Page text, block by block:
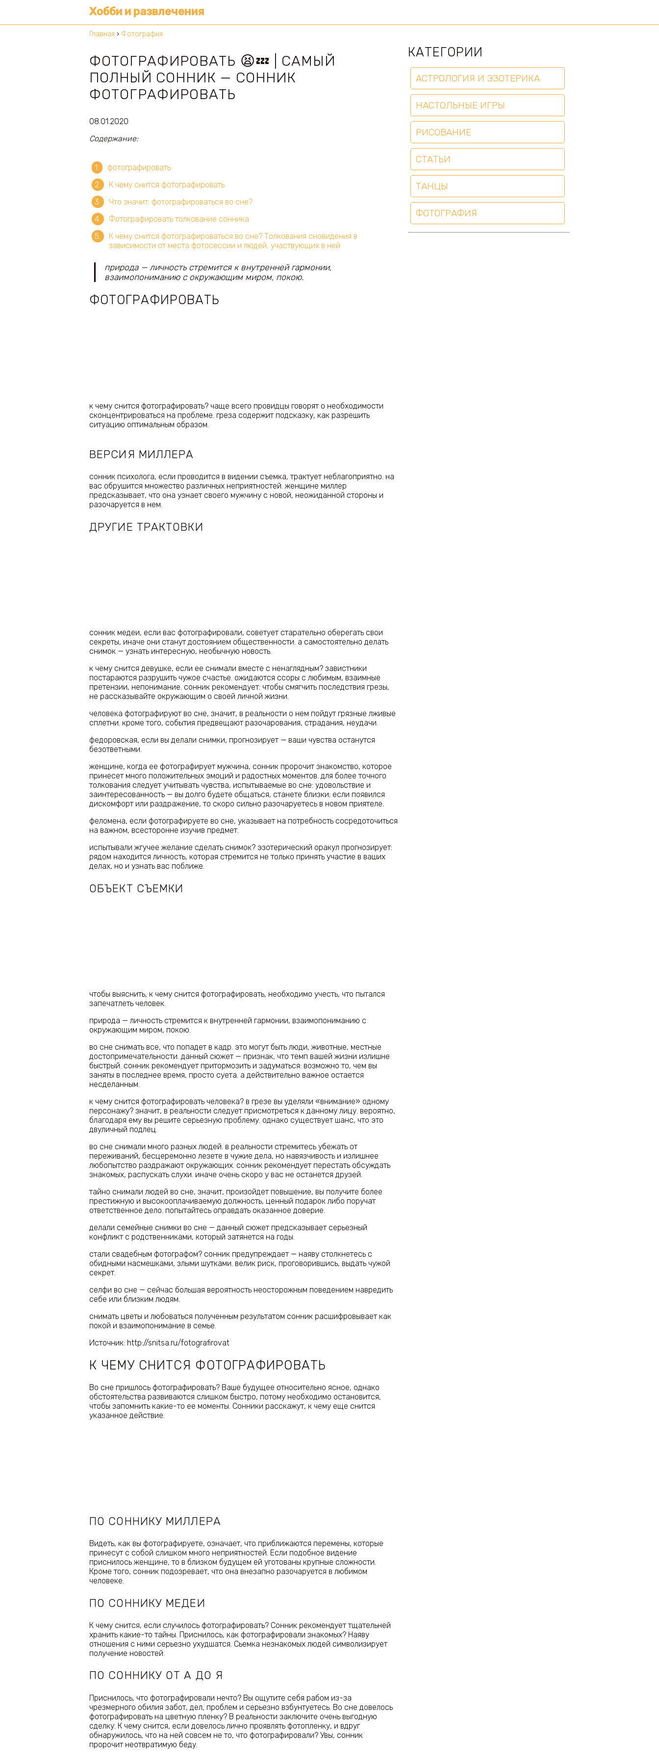
Хобби и развлечения
Главная › Фотография
ФОТОГРАФИРОВАТЬ 😫💤 | САМЫЙ
ПОЛНЫЙ СОННИК — СОННИК
ФОТОГРАФИРОВАТЬ
08.01.2020
Содержание:
фотографировать
К чему снится фотографировать
Что значит: фотографироваться во сне?
Фотографировать толкование сонника
К чему снится фотографироваться во сне? Толкования сновидения в
зависимости от места фотосессии и людей, участвующих в ней
природа — личность стремится к внутренней гармонии,
взаимопониманию с окружающим миром, покою.
ФОТОГРАФИРОВАТЬ
к чему снится фотографировать? чаще всего провидцы говорят о необходимости
сконцентрироваться на проблеме. греза содержит подсказку, как разрешить
ситуацию оптимальным образом.
ВЕРСИЯ МИЛЛЕРА
сонник психолога, если проводится в видении съемка, трактует неблагоприятно. на
вас обрушится множество различных неприятностей. женщине миллер
предсказывает, что она узнает своего мужчину с новой, неожиданной стороны и
разочаруется в нем.
ДРУГИЕ ТРАКТОВКИ
сонник медеи, если вас фотографировали, советует старательно оберегать свои
секреты, иначе они станут достоянием общественности. а самостоятельно делать
снимок — узнать интересную, необычную новость.
к чему снится девушке, если ее снимали вместе с ненаглядным? завистники
постараются разрушить чужое счастье. ожидаются ссоры с любимым, взаимные
претензии, непонимание. сонник рекомендует: чтобы смягчить последствия грезы,
не рассказывайте окружающим о своей личной жизни.
человека фотографируют во сне, значит, в реальности о нем пойдут грязные лживые
сплетни. кроме того, события предвещают разочарования, страдания, неудачи.
федоровская, если вы делали снимки, прогнозирует — ваши чувства останутся
безответными.
женщине, когда ее фотографирует мужчина, сонник пророчит знакомство, которое
принесет много положительных эмоций и радостных моментов. для более точного
толкования следует учитывать чувства, испытываемые во сне: удовольствие и
заинтересованность — вы долго будете общаться, станете близки; если появился
дискомфорт или раздражение, то скоро сильно разочаруетесь в новом приятеле.
феломена, если фотографируете во сне, указывает на потребность сосредоточиться
на важном, всесторонне изучив предмет.
испытывали жгучее желание сделать снимок? эзотерический оракул прогнозирует:
рядом находится личность, которая стремится не только принять участие в ваших
делах, но и узнать вас поближе.
ОБЪЕКТ СЪЕМКИ
чтобы выяснить, к чему снится фотографировать, необходимо учесть, что пытался
запечатлеть человек.
природа — личность стремится к внутренней гармонии, взаимопониманию с
окружающим миром, покою.
во сне снимать все, что попадет в кадр. это могут быть люди, животные, местные
достопримечательности. данный сюжет — признак, что темп вашей жизни излишне
быстрый. сонник рекомендует притормозить и задуматься: возможно то, чем вы
заняты в последнее время, просто суета. а действительно важное остается
несделанным.
к чему снится фотографировать человека? в грезе вы уделяли «внимание» одному
персонажу? значит, в реальности следует присмотреться к данному лицу. вероятно,
благодаря ему вы решите серьезную проблему. однако существует шанс, что это
двуличный подлец.
во сне снимали много разных людей. в реальности стремитесь убежать от
переживаний, бесцеремонно лезете в чужие дела, но навязчивость и излишнее
любопытство раздражают окружающих. сонник рекомендует перестать обсуждать
знакомых, распускать слухи. иначе очень скоро у вас не останется друзей.
тайно снимали людей во сне, значит, произойдет повышение, вы получите более
престижную и высокооплачиваемую должность, ценный подарок либо поручат
ответственное дело. попытайтесь оправдать оказанное доверие.
делали семейные снимки во сне — данный сюжет предсказывает серьезный
конфликт с родственниками, который затянется на годы.
стали свадебным фотографом? сонник предупреждает — наяву столкнетесь с
обидными насмешками, злыми шутками. велик риск, проговорившись, выдать чужой
секрет.
селфи во сне — сейчас большая вероятность неосторожным поведением навредить
себе или близким людям.
снимать цветы и любоваться полученным результатом сонник расшифровывает как
покой и взаимопонимание в семье.
Источник: http://snitsa.ru/fotografirovat
К ЧЕМУ СНИТСЯ ФОТОГРАФИРОВАТЬ
Во сне пришлось фотографировать? Ваше будущее относительно ясное, однако
обстоятельства развиваются слишком быстро, потому необходимо остановится,
чтобы запомнить какие-то ее моменты. Сонники расскажут, к чему еще снится
указанное действие.
ПО СОННИКУ МИЛЛЕРА
Видеть, как вы фотографируете, означает, что приближаются перемены, которые
принесут с собой слишком много неприятностей. Если подобное видение
приснилось женщине, то в близком будущем ей уготованы крупные сложности.
Кроме того, сонник подозревает, что она внезапно разочаруется в любимом
человеке.
ПО СОННИКУ МЕДЕИ
К чему снится, если случилось фотографировать? Сонник рекомендует тщательней
хранить какие-то тайны. Приснилось, как фотографировали знакомых? Наяву
отношения с ними серьезно ухудшатся. Сьемка незнакомых людей символизирует
получение новостей.
ПО СОННИКУ ОТ А ДО Я
Приснилось, что фотографировали нечто? Вы ощутите себя рабом из-за
чрезмерного обилия забот, дел, проблем и серьезно взбунтуетесь. Во сне довелось
фотографировать на цветную пленку? В реальности заключите очень выгодную
сделку. К чему снится, если довелось лично проявлять фотопленку, и вдруг
обнаружилось, что на ней совсем не то, что фотографировали? Увы, сонник
пророчит неотвратимую беду.
КАТЕГОРИИ
АСТРОЛОГИЯ И ЭЗОТЕРИКА
НАСТОЛЬНЫЕ ИГРЫ
РИСОВАНИЕ
СТАТЬИ
ТАНЦЫ
ФОТОГРАФИЯ